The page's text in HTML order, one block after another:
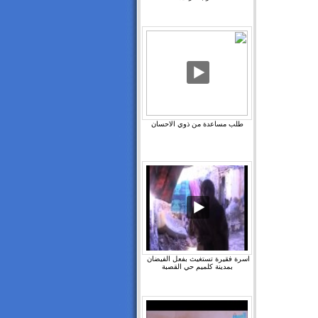
طلب مساعدة من ذوي الاحسان
اسرة فقيرة تستغيث بفعل الفيضان ‫
بمدينة كلميم حي القصبة